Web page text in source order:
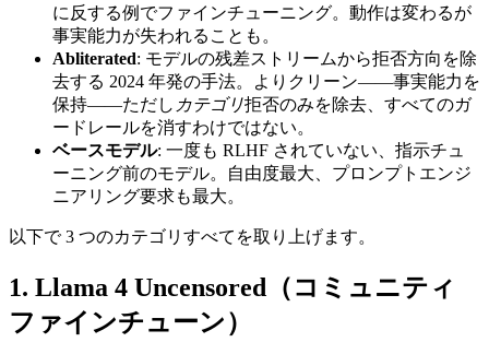
に反する例でファインチューニング。動作は変わるが
事実能力が失われることも。
Abliterated: モデルの残差ストリームから拒否方向を除
去する 2024 年発の手法。よりクリーン——事実能力を
保持——ただし カテゴリ拒否のみを除去、すべてのガ
ードレールを消すわけではない。
ベースモデル: 一度も RLHF されていない、指示チュ
ーニング前のモデル。自由度最大、プロンプトエンジ
ニアリング要求も最大。
以下で 3 つのカテゴリすべてを取り上げます。
1. Llama 4 Uncensored（コミュニティ
ファインチューン）